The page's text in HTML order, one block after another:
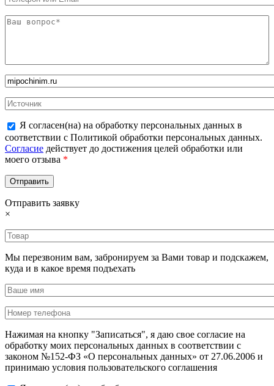
Я согласен(на) на обработку персональных данных в
соответствии с Политикой обработки персональных данных.
Согласие действует до достижения целей обработки или
моего отзыва *
Отправить заявку
×
Мы перезвоним вам, забронируем за Вами товар и подскажем,
куда и в какое время подъехать
Нажимая на кнопку "Записаться", я даю свое согласие на
обработку моих персональных данных в соответствии с
законом №152-ФЗ «О персональных данных» от 27.06.2006 и
принимаю условия пользовательского соглашения